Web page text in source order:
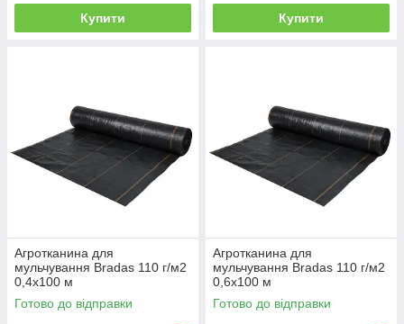
Купити Купити
Агротканина для
мульчування Bradas 110 г/м2
0,4х100 м
Готово до відправки
Агротканина для
мульчування Bradas 110 г/м2
0,6х100 м
Готово до відправки